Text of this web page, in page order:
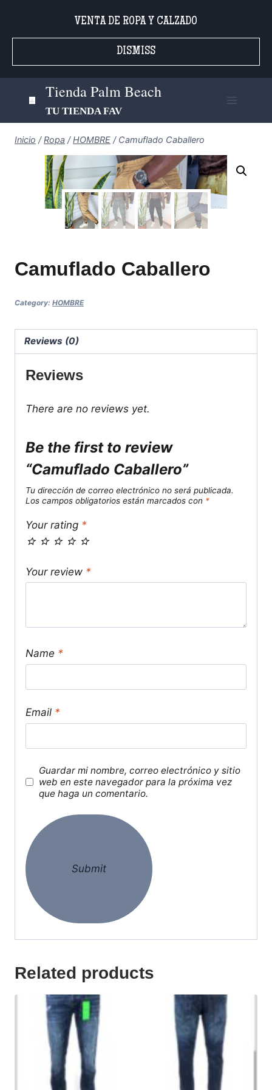
contenido
VENTA DE ROPA Y CALZADO
DISMISS
Tienda Palm Beach
TU TIENDA FAV
Inicio / Ropa / HOMBRE / Camuflado Caballero
Camuflado Caballero
Category: HOMBRE
Reviews (0)
Reviews
There are no reviews yet.
Be the first to review
“Camuflado Caballero”
Tu dirección de correo electrónico no será publicada.
Los campos obligatorios están marcados con *
Your rating *
Your review *
Name *
Email *
Guardar mi nombre, correo electrónico y sitio
web en este navegador para la próxima vez
que haga un comentario.
Related products